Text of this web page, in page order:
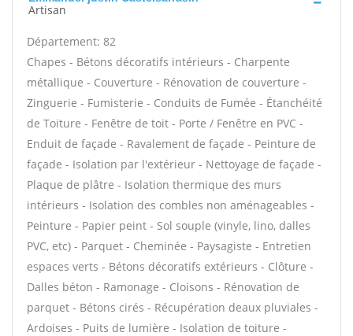
Artisan
Département: 82
Chapes - Bétons décoratifs intérieurs - Charpente
métallique - Couverture - Rénovation de couverture -
Zinguerie - Fumisterie - Conduits de Fumée - Étanchéité
de Toiture - Fenêtre de toit - Porte / Fenêtre en PVC -
Enduit de façade - Ravalement de façade - Peinture de
façade - Isolation par l'extérieur - Nettoyage de façade -
Plaque de plâtre - Isolation thermique des murs
intérieurs - Isolation des combles non aménageables -
Peinture - Papier peint - Sol souple (vinyle, lino, dalles
PVC, etc) - Parquet - Cheminée - Paysagiste - Entretien
espaces verts - Bétons décoratifs extérieurs - Clôture -
Dalles béton - Ramonage - Cloisons - Rénovation de
parquet - Bétons cirés - Récupération deaux pluviales -
Ardoises - Puits de lumière - Isolation de toiture -